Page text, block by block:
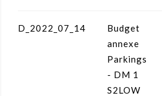
D_2022_07_14
Budget
annexe
Parkings
- DM 1
S2LOW